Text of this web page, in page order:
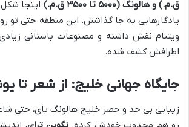
ق.م.) و هالونگ (۵۰۰۰ تا ۳۵۰۰ ق.م.)
اینجا
یادگارهایی به جا گذاشتن. این منطقه حتی تو
ویتنام نقش داشته و مصنوعات باستانی
اطرافش کشف شده.
جایگاه جهانی خلیج: از شعر تا
زیبایی بی حد و حصر خلیج هالونگ بای، حتی